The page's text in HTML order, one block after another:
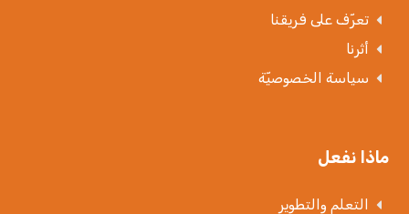
تعرّف على فريقنا
أثرنا
سياسة الخصوصيّة
ماذا نفعل
التعلم والتطوير